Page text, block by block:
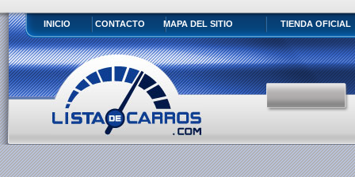
INICIO CONTACTO MAPA DEL SITIO TIENDA OFICIAL